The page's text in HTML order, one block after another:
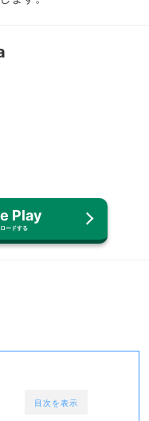
Play
ードする
目次を表示